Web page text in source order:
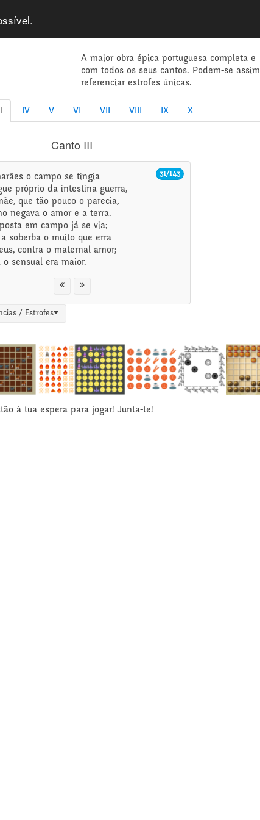
A maior obra épica portuguesa completa e
com todos os seus cantos. Podem-se assim
referenciar estrofes únicas.
IV V VI VII VIII IX X
Canto III
31/143
o campo se tingia
próprio da intestina guerra,
que tão pouco o parecia,
negava o amor e a terra.
em campo já se via;
a soberba o muito que erra
contra o maternal amor;
o sensual era maior.
/ Estrofes
à tua espera para jogar! Junta-te!